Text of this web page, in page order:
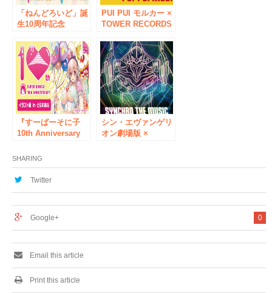
「ねんどろいど」誕
生10周年記念
Anniversary Live」
PUI PUI モルカー ×
TOWER RECORDS
レコードショップ
『PUI PUI MUSIC』
をタワーレコードで
再現！
『すーぱーそに子
10th Anniversary
「すーぱーそに子
10th Anniversary
イラスト展」とらの
シン・エヴァンゲリ
オン劇場版 ×
1/21(木)にコラボグ
SHARING
Twitter
0
Google+
Email this article
Print this article